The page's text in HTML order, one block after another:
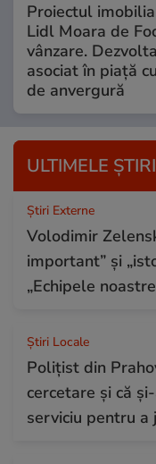
Proiectul
Lidl Moara de
vânzare.
asociat în piață
de anvergură
ULTIMELE ȘTIRI
Știri Externe
Volodimir
important” și
„Echipele
Știri Locale
Polițist din
cercetare și că
serviciu pentru a